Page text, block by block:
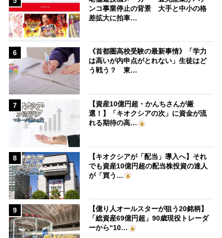
ンコ事業停止の背景 大手と中小の格
差拡大に拍車…
6
《首都圏高校受験の最新事情》「学力
は高いが内申点がとれない」生徒はど
う戦う？ 東…
7
【資産10億円超・かんちさんが厳
選！】「キオクシアの次」に資金が流
れる期待の高…
8
【キオクシアが「配当」導入へ】それ
でも資産10億円超の配当株投資の達人
が「買う…
9
【億り人オールスターが狙う20銘柄】
「総資産69億円超」90歳現役トレーダ
ーから“10…